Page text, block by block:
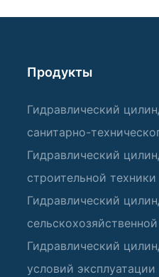
Продукты
Гидравлический
санитарно-
Гидравлический
строительной техники
Гидравлический
Гидравлический
условий эксплуатации